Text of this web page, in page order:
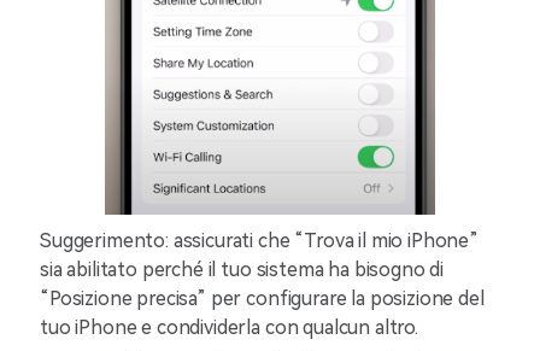
Suggerimento: assicurati che “Trova il mio iPhone”
sia abilitato perché il tuo sistema ha bisogno di
“Posizione precisa” per configurare la posizione del
tuo iPhone e condividerla con qualcun altro.